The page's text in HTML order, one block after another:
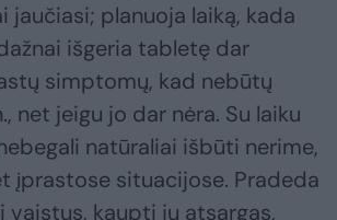
jaučiasi; planuoja laiką, kada
išgeria tabletę dar
simptomų, kad nebūtų
net jeigu jo dar nėra. Su laiku
natūraliai išbūti nerime,
įprastose situacijose. Pradeda
vaistus, kaupti jų atsargas,